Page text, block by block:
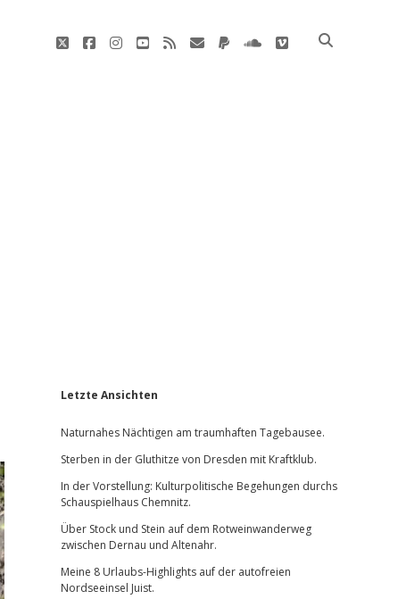
twitterfacebookinstagram
youtube
rss E-
paypalsoundcloud
vimeo
Sidebar
Letzte Ansichten
Naturnahes Nächtigen am traumhaften Tagebausee.
Sterben in der Gluthitze von Dresden mit Kraftklub.
In der Vorstellung: Kulturpolitische Begehungen durchs
Schauspielhaus Chemnitz.
Über Stock und Stein auf dem Rotweinwanderweg
zwischen Dernau und Altenahr.
Meine 8 Urlaubs-Highlights auf der autofreien
Nordseeinsel Juist.